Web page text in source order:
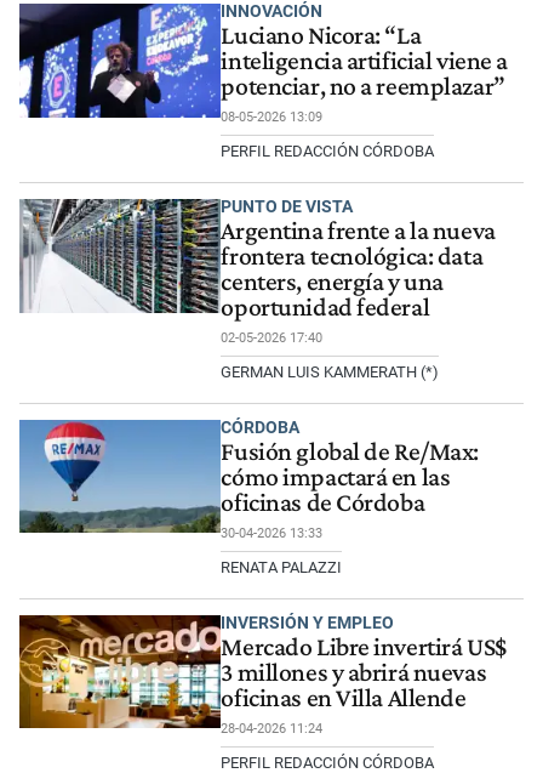
INNOVACIÓN
Luciano Nicora: “La
inteligencia artificial viene a
potenciar, no a reemplazar”
08-05-2026 13:09
PERFIL REDACCIÓN CÓRDOBA
PUNTO DE VISTA
Argentina frente a la nueva
frontera tecnológica: data
centers, energía y una
oportunidad federal
02-05-2026 17:40
GERMAN LUIS KAMMERATH (*)
CÓRDOBA
Fusión global de Re/Max:
cómo impactará en las
oficinas de Córdoba
30-04-2026 13:33
RENATA PALAZZI
INVERSIÓN Y EMPLEO
Mercado Libre invertirá US$
3 millones y abrirá nuevas
oficinas en Villa Allende
28-04-2026 11:24
PERFIL REDACCIÓN CÓRDOBA